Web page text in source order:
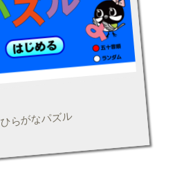
ひらがなパズル